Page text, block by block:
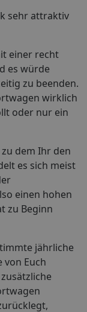
sehr attraktiv
einer recht
es würde
zu beenden.
wirklich
oder nur ein
dem Ihr den
es sich meist
einen hohen
zu Beginn
jährliche
von Euch